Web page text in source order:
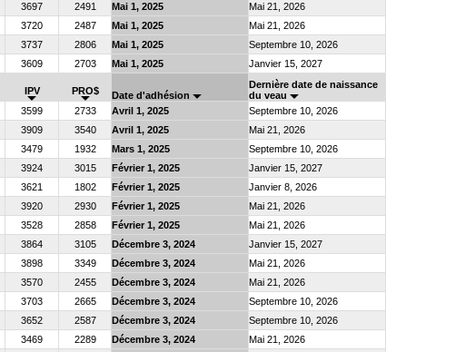
3697 2491 Mai 1, 2025
Mai 21, 2026
3720 2487 Mai 1, 2025
Mai 21, 2026
3737 2806 Mai 1, 2025
Septembre 10, 2026
3609 2703 Mai 1, 2025 Janvier 15, 2027
IPV PRO$ Date d'adhésion
Dernière date de naissance
du veau
3599 2733 Avril 1, 2025
Septembre 10, 2026
3909 3540 Avril 1, 2025
Mai 21, 2026
3479 1932 Mars 1, 2025
Septembre 10, 2026
3924 3015 Février 1, 2025
Janvier 15, 2027
3621 1802 Février 1, 2025
Janvier 8, 2026
3920 2930 Février 1, 2025
Mai 21, 2026
3528 2858 Février 1, 2025
Mai 21, 2026
3864 3105 Décembre 3, 2024
Janvier 15, 2027
3898 3349 Décembre 3, 2024
Mai 21, 2026
3570 2455 Décembre 3, 2024
Mai 21, 2026
3703 2665 Décembre 3, 2024
Septembre 10, 2026
3652 2587 Décembre 3, 2024
Septembre 10, 2026
3469 2289 Décembre 3, 2024
Mai 21, 2026